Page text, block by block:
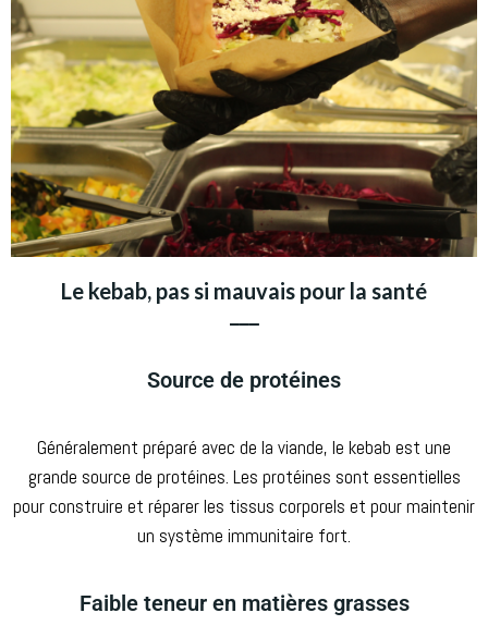
Le kebab, pas si mauvais pour la santé
Source de protéines
Généralement préparé avec de la viande, le kebab est une
grande source de protéines. Les protéines sont essentielles
pour construire et réparer les tissus corporels et pour maintenir
un système immunitaire fort.
Faible teneur en matières grasses